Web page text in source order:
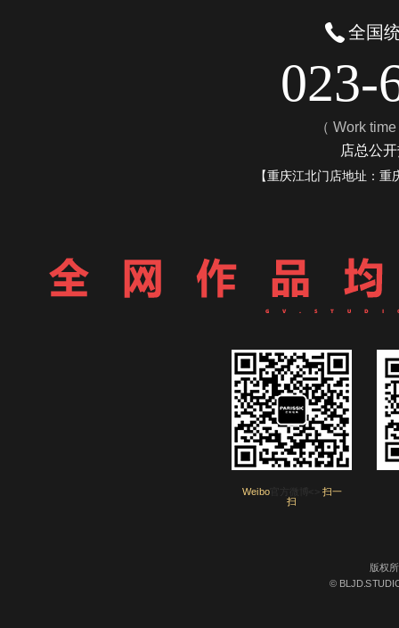
全国
023-
（ Work
店总公
【重庆江北门店地址：
Weibo
扫一
扫
版权
©